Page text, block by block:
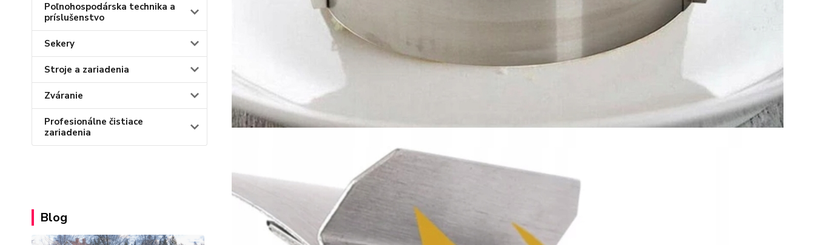
Poľnohospodárska technika a
príslušenstvo
Sekery
Stroje a zariadenia
Zváranie
Profesionálne čistiace
zariadenia
Blog